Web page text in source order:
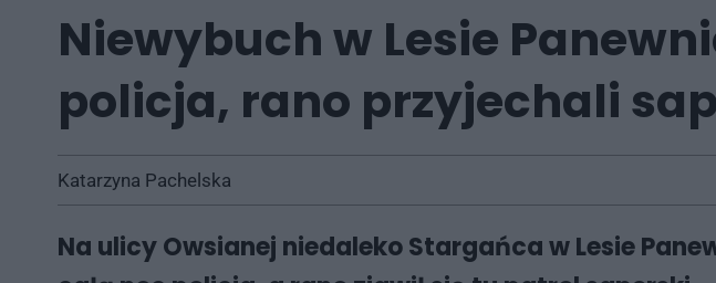
Niewybuch w Lesie
policja, rano przyjechali
Katarzyna Pachelska
Na ulicy Owsianej niedaleko Stargańca w Lesie